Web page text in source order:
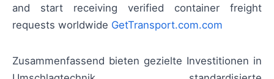
and start receiving verified container freight
requests worldwide GetTransport.com.com
Zusammenfassend bieten gezielte Investitionen in